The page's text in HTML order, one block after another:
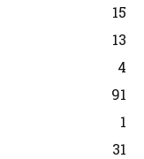
15
13
4
91
1
31